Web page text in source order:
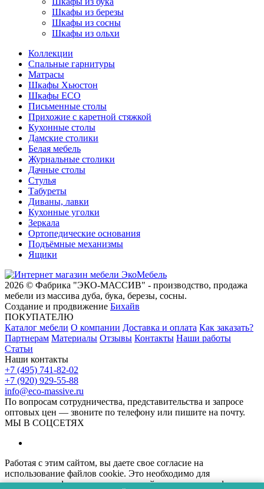
Шкафы из березы
Шкафы из сосны
Шкафы из ольхи
Коллекции
Спальные гарнитуры
Матрасы
Шкафы Хьюстон
Шкафы ECO
Письменные столы
Прихожие с каретной стяжкой
Кухонные столы
Дамские столики
Белая мебель
Журнальные столики
Дачные столы
Стулья
Табуреты
Диваны, лавки
Кухонные уголки
Зеркала
Ортопедические основания
Подъёмные механизмы
Ящики
2026 © Фабрика "ЭКО-МАССИВ" - производство, продажа
мебели из массива дуба, бука, березы, сосны.
Создание и продвижение Бихайв
ПОКУПАТЕЛЮ
Каталог мебели О компании Доставка и оплата Как заказать?
Партнерам Материалы Отзывы Контакты Наши работы
Статьи
Наши контакты
+7 (495) 741-82-02
+7 (920) 929-55-88
info@eco-massive.ru
По вопросам сотрудничества, представи­тельства и запросе
оптовых цен — звоните по телефону или пишите на почту.
МЫ В СОЦСЕТЯХ
Работая с этим сайтом, вы даете свое согласие на
использование файлов cookie. Это необходимо для
нормального функционирования сайта и анализа трафика.